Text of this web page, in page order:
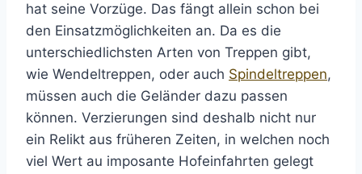
hat seine Vorzüge. Das fängt allein schon bei
den Einsatzmöglichkeiten an. Da es die
unterschiedlichsten Arten von Treppen gibt,
wie Wendeltreppen, oder auch Spindeltreppen,
müssen auch die Geländer dazu passen
können. Verzierungen sind deshalb nicht nur
ein Relikt aus früheren Zeiten, in welchen noch
viel Wert au imposante Hofeinfahrten gelegt